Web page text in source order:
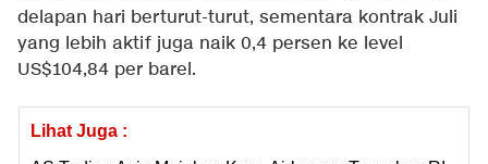
delapan hari berturut-turut, sementara kontrak Juli
yang lebih aktif juga naik 0,4 persen ke level
US$104,84 per barel.
Lihat Juga :